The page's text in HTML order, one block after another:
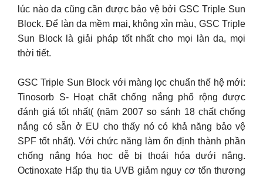
lúc nào da cũng cần được bảo vệ bởi GSC Triple Sun
Block. Để làn da mềm mại, không xỉn màu, GSC Triple
Sun Block là giải pháp tốt nhất cho mọi làn da, mọi
thời tiết.
GSC Triple Sun Block với màng lọc chuẩn thế hệ mới:
Tinosorb S- Hoạt chất chống nắng phổ rộng được
đánh giá tốt nhất( (năm 2007 so sánh 18 chất chống
nắng có sẵn ở EU cho thấy nó có khả năng bảo vệ
SPF tốt nhất). Với chức năng làm ổn định thành phần
chống nắng hóa học dễ bị thoái hóa dưới nắng.
Octinoxate Hấp thụ tia UVB giảm nguy cơ tổn thương